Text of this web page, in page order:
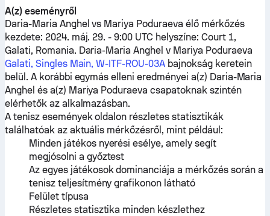
A(z) eseményről
Daria-Maria Anghel vs Mariya Poduraeva élő mérkőzés
kezdete: 2024. máj. 29. - 9:00 UTC helyszíne: Court 1,
Galati, Romania. Daria-Maria Anghel v Mariya Poduraeva
Galati, Singles Main, W-ITF-ROU-03A bajnokság keretein
belül. A korábbi egymás elleni eredményei a(z) Daria-Maria
Anghel és a(z) Mariya Poduraeva csapatoknak szintén
elérhetők az alkalmazásban.
A tenisz események oldalon részletes statisztikák
találhatóak az aktuális mérkőzésről, mint például:
Minden játékos nyerési esélye, amely segít
megjósolni a győztest
Az egyes játékosok dominanciája a mérkőzés során a
tenisz teljesítmény grafikonon látható
Felület típusa
Részletes statisztika minden készlethez